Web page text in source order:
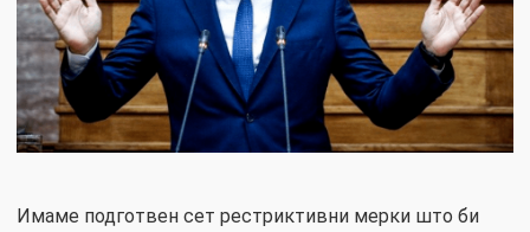
Имаме подготвен сет рестриктивни мерки што би